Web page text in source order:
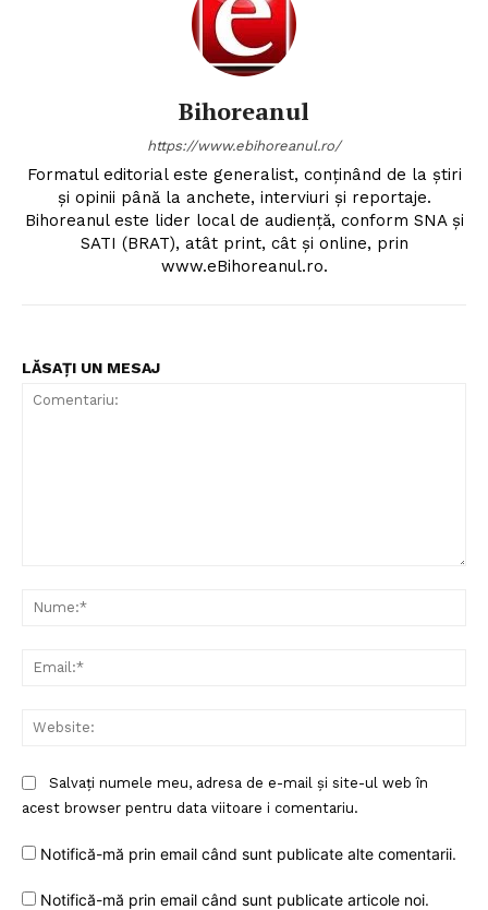
Bihoreanul
https://www.ebihoreanul.ro/
Formatul editorial este generalist, conţinând de la ştiri
şi opinii până la anchete, interviuri şi reportaje.
Bihoreanul este lider local de audienţă, conform SNA şi
SATI (BRAT), atât print, cât şi online, prin
www.eBihoreanul.ro.
LĂSAȚI UN MESAJ
Salvați numele meu, adresa de e-mail și site-ul web în
acest browser pentru data viitoare i comentariu.
Notifică-mă prin email când sunt publicate alte comentarii.
Notifică-mă prin email când sunt publicate articole noi.